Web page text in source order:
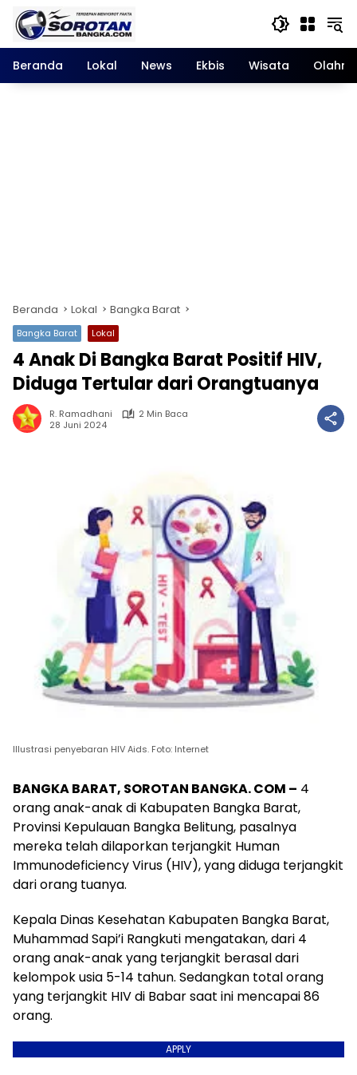
Langsung
konten
Beranda
Lokal News Ekbis Wisata
Beranda Lokal Bangka Barat
Bangka Barat Lokal
4 Anak Di Bangka Barat Positif HIV,
Diduga Tertular dari Orangtuanya
R. Ramadhani
2 Min Baca
28 Juni 2024
Illustrasi penyebaran HIV Aids. Foto: Internet
BANGKA BARAT, SOROTAN BANGKA. COM – 4
orang anak-anak di Kabupaten Bangka Barat,
Provinsi Kepulauan Bangka Belitung, pasalnya
mereka telah dilaporkan terjangkit Human
Immunodeficiency Virus (HIV), yang diduga terjangkit
dari orang tuanya.
Kepala Dinas Kesehatan Kabupaten Bangka Barat,
Muhammad Sapi’i Rangkuti mengatakan, dari 4
orang anak-anak yang terjangkit berasal dari
kelompok usia 5-14 tahun. Sedangkan total orang
yang terjangkit HIV di Babar saat ini mencapai 86
orang.
APPLY